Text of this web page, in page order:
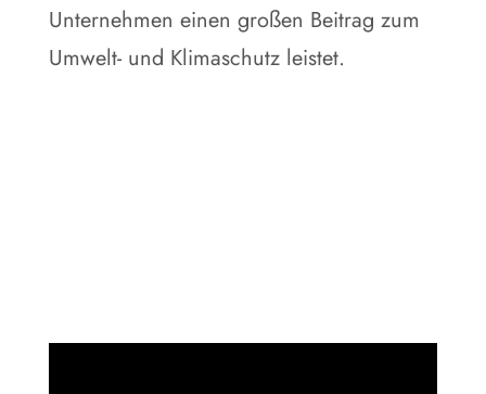
Unternehmen einen großen Beitrag zum
Umwelt- und Klimaschutz leistet.